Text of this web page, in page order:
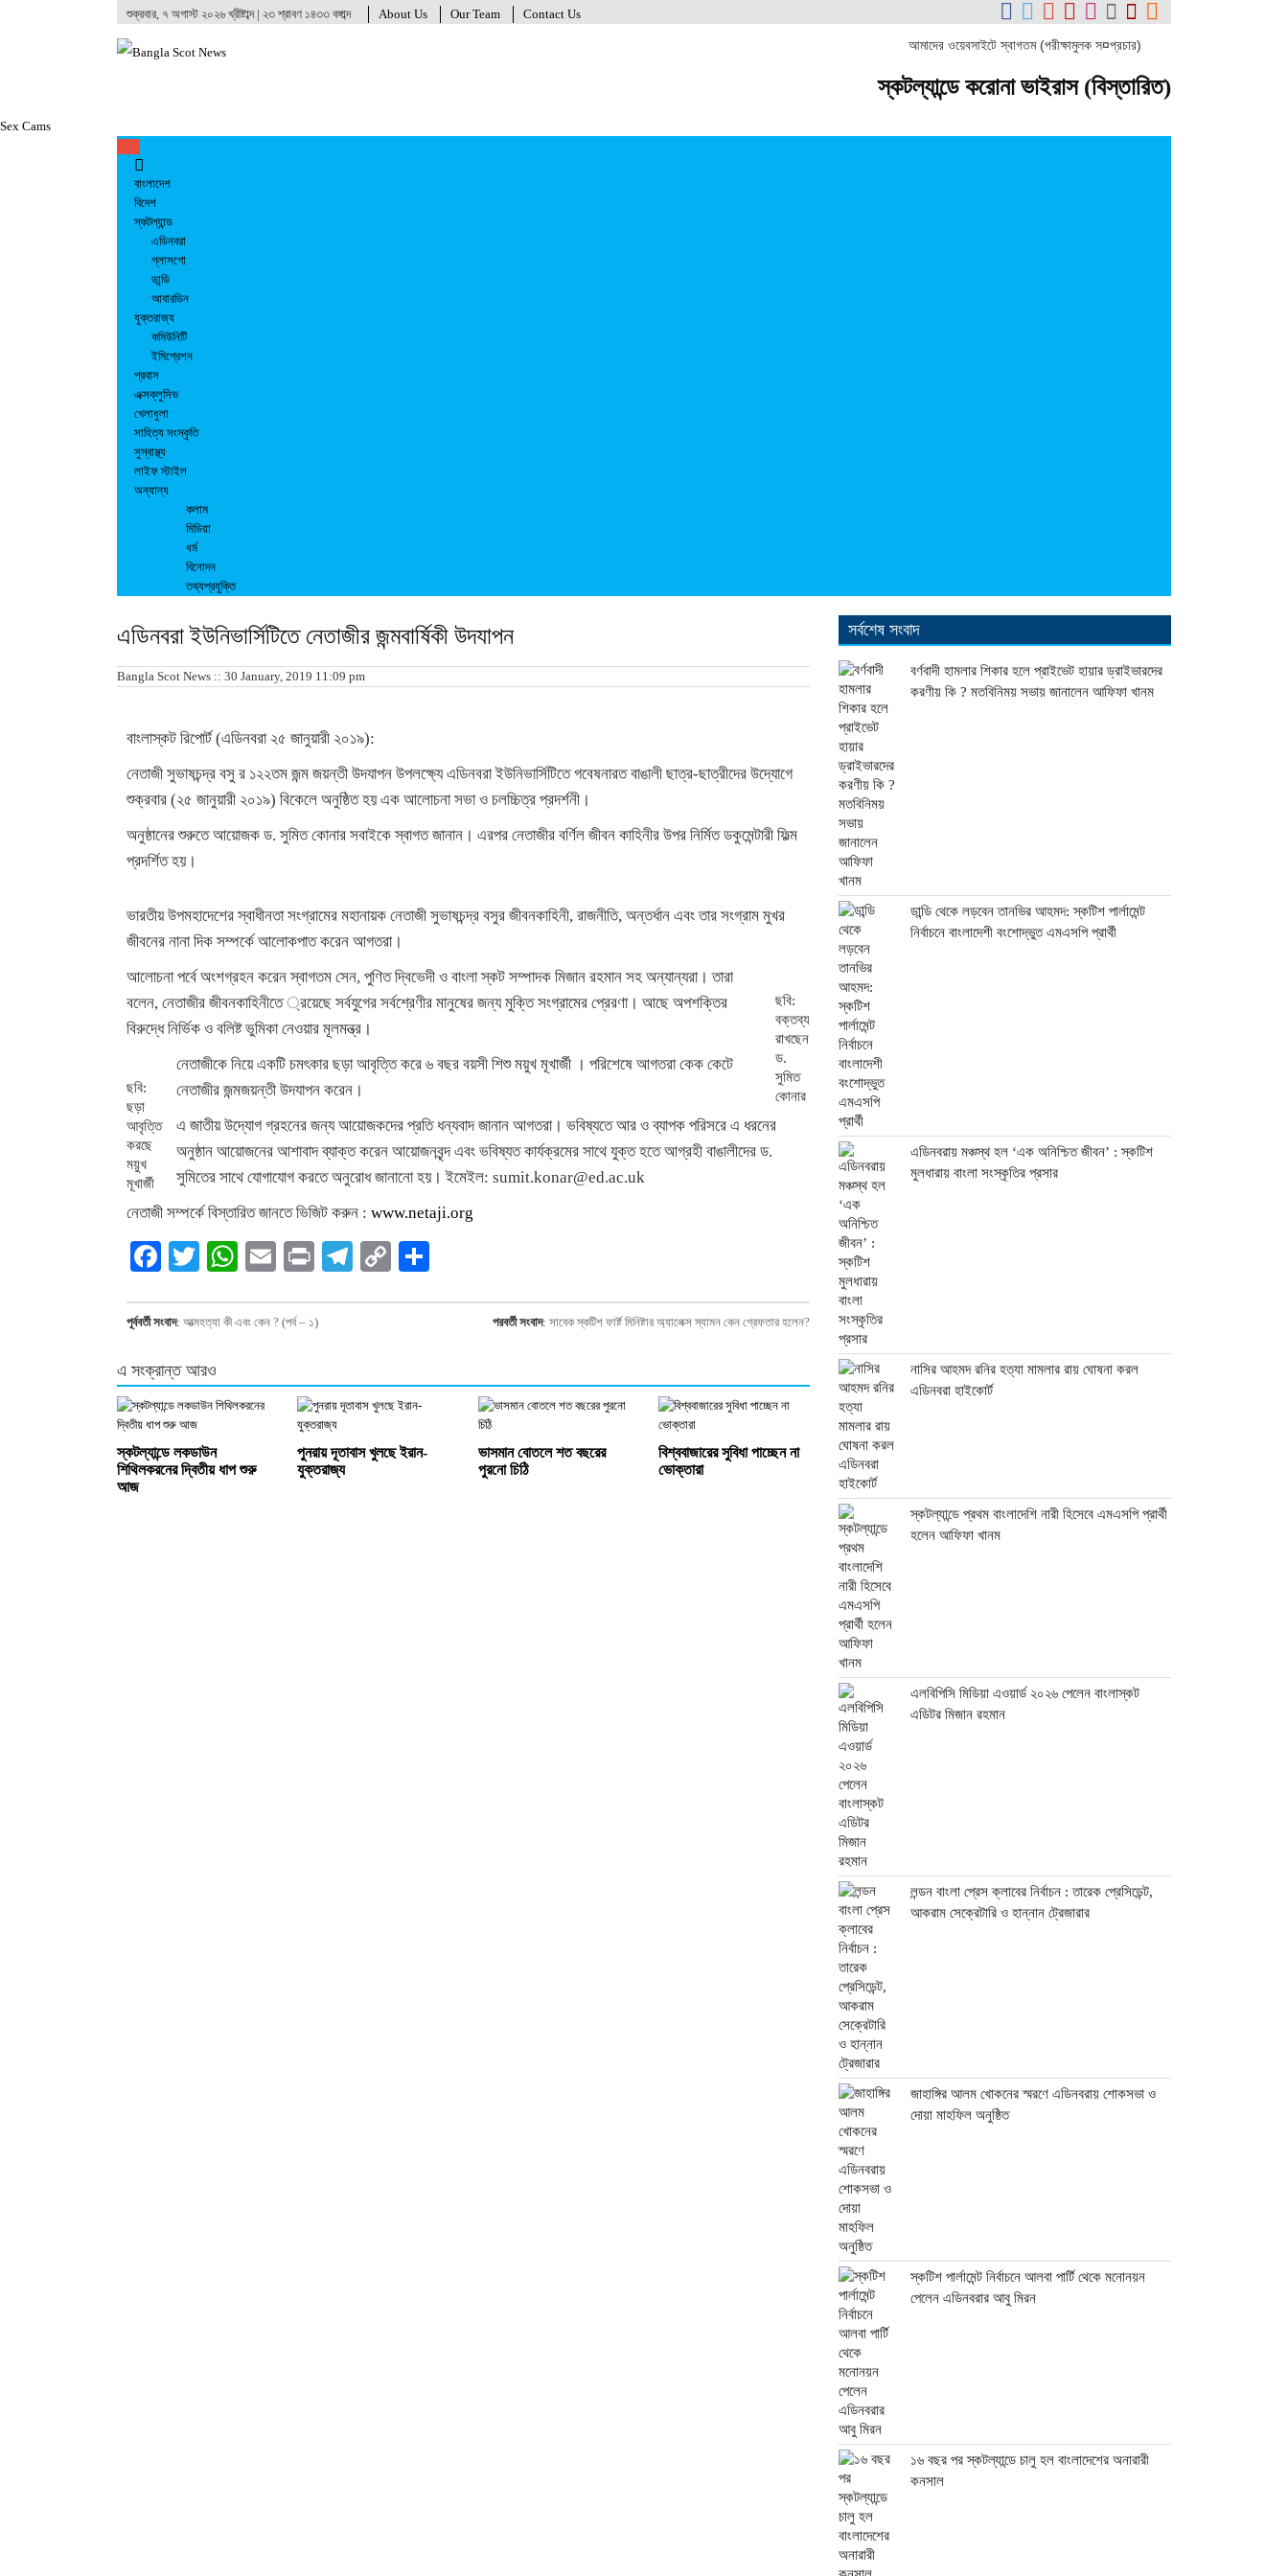
শুক্রবার, ৭ অগাস্ট ২০২৬ খ্রীষ্টাব্দ | ২৩ শ্রাবণ ১৪৩৩ বঙ্গাব্দ About Us Our Team Contact Us
আমাদের ওয়েবসাইটে স্বাগতম (পরীক্ষামুলক স¤প্রচার)
স্কটল্যান্ডে করোনা ভাইরাস (বিস্তারিত)
Sex Cams
বাংলাদেশ
বিদেশ
স্কটল্যান্ড
এডিনবরা
গ্লাসগো
ডান্ডি
আবারডিন
যুক্তরাজ্য
কমিউনিটি
ইমিগ্রেশন
প্রবাস
এক্সক্লুসিভ
খেলাধুলা
সাহিত্য সংস্কৃতি
সুস্বাস্থ্য
লাইফ স্টাইল
অন্যান্য
কলাম
মিডিয়া
ধর্ম
বিনোদন
তথ্যপ্রযুক্তি
এডিনবরা ইউনিভার্সিটিতে নেতাজীর জন্মবার্ষিকী উদযাপন
Bangla Scot News :: 30 January, 2019 11:09 pm
বাংলাস্কট রিপোর্ট (এডিনবরা ২৫ জানুয়ারী ২০১৯):
নেতাজী সুভাষচন্দ্র বসু র ১২২তম জন্ম জয়ন্তী উদযাপন উপলক্ষ্যে এডিনবরা ইউনিভার্সিটিতে গবেষনারত বাঙালী ছাত্র-ছাত্রীদের উদ্যোগে
শুক্রবার (২৫ জানুয়ারী ২০১৯) বিকেলে অনুষ্ঠিত হয় এক আলোচনা সভা ও চলচ্চিত্র প্রদর্শনী।
অনুষ্ঠানের শুরুতে আয়োজক ড. সুমিত কোনার সবাইকে স্বাগত জানান। এরপর নেতাজীর বর্ণিল জীবন কাহিনীর উপর নির্মিত ডকুমেন্টারী ফিল্ম
প্রদর্শিত হয়।
ভারতীয় উপমহাদেশের স্বাধীনতা সংগ্রামের মহানায়ক নেতাজী সুভাষচন্দ্র বসুর জীবনকাহিনী, রাজনীতি, অন্তর্ধান এবং তার সংগ্রাম মুখর
জীবনের নানা দিক সম্পর্কে আলোকপাত করেন আগতরা।
ছবি:
বক্তব্য
রাখছেন
ড.
সুমিত
কোনার
আলোচনা পর্বে অংশগ্রহন করেন স্বাগতম সেন, পুণিত দ্বিভেদী ও বাংলা স্কট সম্পাদক মিজান রহমান সহ অন্যান্যরা। তারা
বলেন, নেতাজীর জীবনকাহিনীতে ্রয়েছে সর্বযুগের সর্বশ্রেণীর মানুষের জন্য মুক্তি সংগ্রামের প্রেরণা। আছে অপশক্তির
বিরুদ্ধে নির্ভিক ও বলিষ্ট ভুমিকা নেওয়ার মূলমন্ত্র।
ছবি:
ছড়া
আবৃত্তি
করছে
ময়ুখ
মূখার্জী
নেতাজীকে নিয়ে একটি চমৎকার ছড়া আবৃত্তি করে ৬ বছর বয়সী শিশু ময়ুখ মূখার্জী । পরিশেষে আগতরা কেক কেটে
নেতাজীর জন্মজয়ন্তী উদযাপন করেন।
এ জাতীয় উদ্যোগ গ্রহনের জন্য আয়োজকদের প্রতি ধন্যবাদ জানান আগতরা। ভবিষ্যতে আর ও ব্যাপক পরিসরে এ ধরনের
অনুষ্ঠান আয়োজনের আশাবাদ ব্যাক্ত করেন আয়োজনবৃন্দ এবং ভবিষ্যত কার্যক্রমের সাথে যুক্ত হতে আগ্রহী বাঙালীদের ড.
সুমিতের সাথে যোগাযোগ করতে অনুরোধ জানানো হয়। ইমেইল: sumit.konar@ed.ac.uk
নেতাজী সম্পর্কে বিস্তারিত জানতে ভিজিট করুন : www.netaji.org
Facebook
TwitterWhatsApp
EmailPrintTelegram
Copy
পূর্ববর্তী সংবাদ: আত্মহত্যা কী এবং কেন ? (পর্ব – ১) পরবর্তী সংবাদ:সাবেক স্কটিশ ফার্ষ্ট মিনিষ্টার অ্যালেক্স স্যামন কেন গ্রেফতার হলেন?
এ সংক্রান্ত আরও
স্কটল্যান্ডে লকডাউন
শিথিলকরনের দ্বিতীয় ধাপ শুরু
আজ
পুনরায় দূতাবাস খুলছে ইরান-
যুক্তরাজ্য
ভাসমান বোতলে শত বছরের
পুরনো চিঠি
বিশ্ববাজারের সুবিধা পাচ্ছেন না
ভোক্তারা
সর্বশেষ সংবাদ
বর্ণবাদী হামলার শিকার হলে প্রাইভেট হায়ার ড্রাইভারদের
করণীয় কি ? মতবিনিময় সভায় জানালেন আফিফা খানম
ডান্ডি থেকে লড়বেন তানভির আহমদ: স্কটিশ পার্লামেন্ট
নির্বাচনে বাংলাদেশী বংশোদ্ভুত এমএসপি প্রার্থী
এডিনবরায় মঞ্চস্থ হল ‘এক অনিশ্চিত জীবন’ : স্কটিশ
মুলধারায় বাংলা সংস্কৃতির প্রসার
নাসির আহমদ রনির হত্যা মামলার রায় ঘোষনা করল
এডিনবরা হাইকোর্ট
স্কটল্যান্ডে প্রথম বাংলাদেশি নারী হিসেবে এমএসপি প্রার্থী
হলেন আফিফা খানম
এলবিপিসি মিডিয়া এওয়ার্ড ২০২৬ পেলেন বাংলাস্কট
এডিটর মিজান রহমান
লন্ডন বাংলা প্রেস ক্লাবের নির্বাচন : তারেক প্রেসিডেন্ট,
আকরাম সেক্রেটারি ও হান্নান ট্রেজারার
জাহাঙ্গির আলম খোকনের স্মরণে এডিনবরায় শোকসভা ও
দোয়া মাহফিল অনুষ্ঠিত
স্কটিশ পার্লামেন্ট নির্বাচনে আলবা পার্টি থেকে মনোনয়ন
পেলেন এডিনবরার আবু মিরন
১৬ বছর পর স্কটল্যান্ডে চালু হল বাংলাদেশের অনারারী
কনসাল